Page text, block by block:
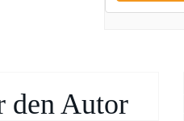
den Autor